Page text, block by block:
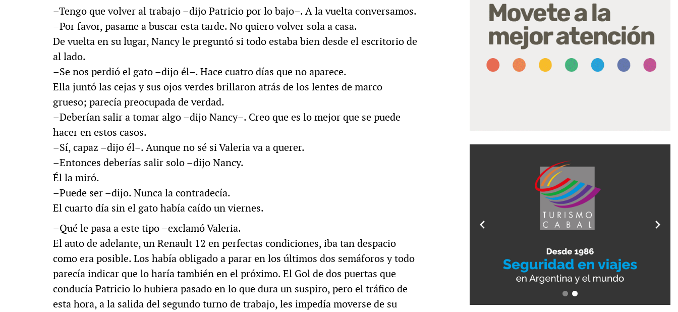
–Tengo que volver al trabajo –dijo Patricio por lo bajo–. A la vuelta conversamos.
–Por favor, pasame a buscar esta tarde. No quiero volver sola a casa.
De vuelta en su lugar, Nancy le preguntó si todo estaba bien desde el escritorio de
al lado.
–Se nos perdió el gato –dijo él–. Hace cuatro días que no aparece.
Ella juntó las cejas y sus ojos verdes brillaron atrás de los lentes de marco
grueso; parecía preocupada de verdad.
–Deberían salir a tomar algo –dijo Nancy–. Creo que es lo mejor que se puede
hacer en estos casos.
–Sí, capaz –dijo él–. Aunque no sé si Valeria va a querer.
–Entonces deberías salir solo –dijo Nancy.
Él la miró.
–Puede ser –dijo. Nunca la contradecía.
El cuarto día sin el gato había caído un viernes.
–Qué le pasa a este tipo –exclamó Valeria.
El auto de adelante, un Renault 12 en perfectas condiciones, iba tan despacio
como era posible. Los había obligado a parar en los últimos dos semáforos y todo
parecía indicar que lo haría también en el próximo. El Gol de dos puertas que
conducía Patricio lo hubiera pasado en lo que dura un suspiro, pero el tráfico de
esta hora, a la salida del segundo turno de trabajo, les impedía moverse de su